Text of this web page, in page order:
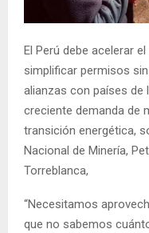
El Perú debe acelerar
simplificar permisos
alianzas con países de
creciente demanda de
transición energética,
Nacional de Minería,
Torreblanca,
“Necesitamos
que no sabemos